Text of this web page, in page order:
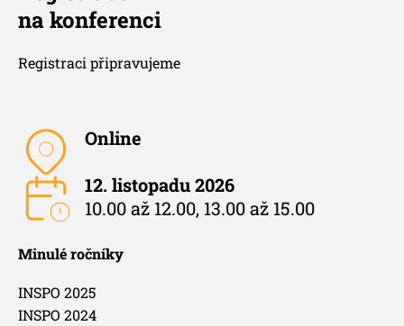
na konferenci
Registraci připravujeme
Online
12. listopadu 2026
10.00 až 12.00, 13.00 až 15.00
Minulé ročníky
INSPO 2025
INSPO 2024